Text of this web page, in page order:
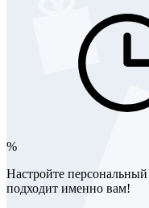
%
Настройте
подходит именно вам!